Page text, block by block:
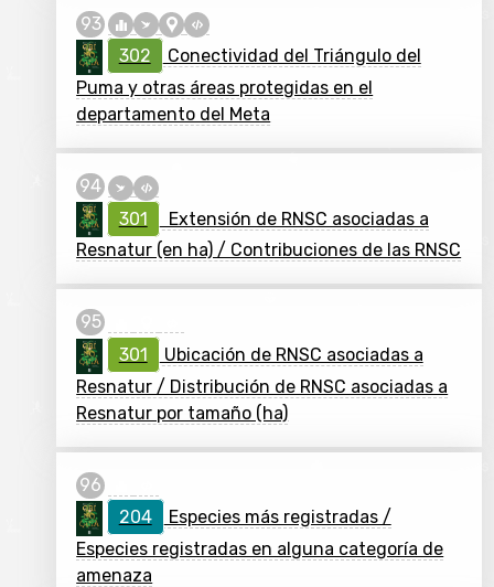
302
Conectividad del Triángulo del
Puma y otras áreas protegidas en el
departamento del Meta
301
Extensión de RNSC asociadas a
Resnatur (en ha) / Contribuciones de las RNSC
301
Ubicación de RNSC asociadas a
Resnatur / Distribución de RNSC asociadas a
Resnatur por tamaño (ha)
204
Especies más registradas /
Especies registradas en alguna categoría de
amenaza